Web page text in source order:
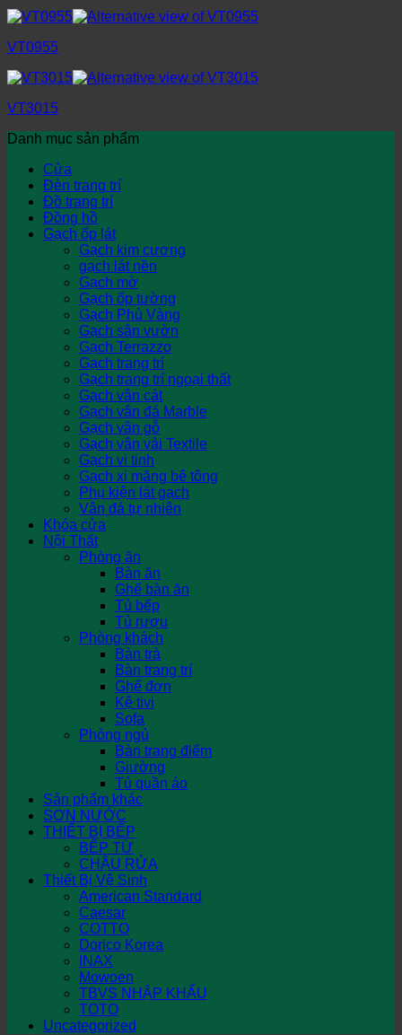
VT0955
VT3015
Danh mục sản phẩm
Cửa
Đèn trang trí
Đồ trang trí
Đồng hồ
Gạch ốp lát
Gạch kim cương
gạch lát nền
Gạch mờ
Gạch ốp tường
Gạch Phủ Vàng
Gạch sân vườn
Gạch Terrazzo
Gạch trang trí
Gạch trang trí ngoại thất
Gạch vân cát
Gạch vân đá Marble
Gạch vân gỗ
Gạch vân vải Textile
Gạch vi tinh
Gạch xi măng bê tông
Phụ kiện lát gạch
Vân đá tự nhiên
Khóa cửa
Nội Thất
Phòng ăn
Bàn ăn
Ghế bàn ăn
Tủ bếp
Tủ rượu
Phòng khách
Bàn trà
Bàn trang trí
Ghế đơn
Kệ tivi
Sofa
Phòng ngủ
Bàn trang điểm
Giường
Tủ quần áo
Sản phẩm khác
SƠN NƯỚC
THIẾT BỊ BẾP
BẾP TỪ
CHẬU RỬA
Thiết Bị Vệ Sinh
American Standard
Caesar
COTTO
Dorico Korea
INAX
Mowoen
TBVS NHẬP KHẨU
TOTO
Uncategorized